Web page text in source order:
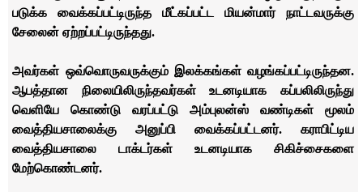
படுக்க வைக்கப்பட்டிருந்த மீட்கப்பட்ட மியன்மார் நாட்டவருக்கு
சேலைன் ஏற்றப்பட்டிருந்தது.
அவர்கள் ஒவ்வொருவருக்கும் இலக்கங்கள் வழங்கப்பட்டிருந்தன.
ஆபத்தான நிலையிலிருந்தவர்கள் உடனடியாக கப்பலிலிருந்து
வெளியே கொண்டு வரப்பட்டு அம்புலன்ஸ் வண்டிகள் மூலம்
வைத்தியசாலைக்கு அனுப்பி வைக்கப்பட்டனர். கராபிட்டிய
வைத்தியசாலை டாக்டர்கள் உடனடியாக சிகிச்சைகளை
மேற்கொண்டனர்.